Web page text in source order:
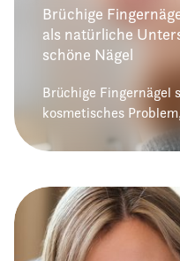
Brüchige
als natürliche
schöne Nägel
Brüchige Fingernägel
kosmetisches